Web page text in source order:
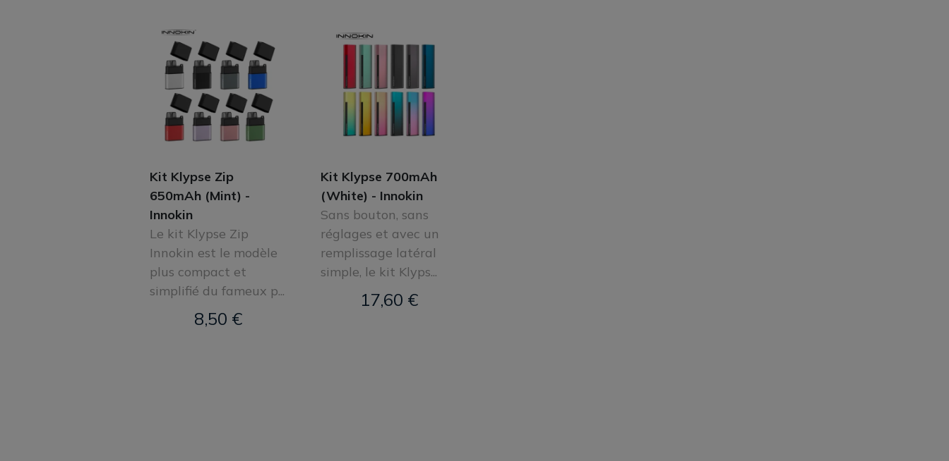
Kit Klypse Zip
650mAh (Mint) -
Innokin
Le kit Klypse Zip
Innokin est le modèle
plus compact et
simplifié du fameux p...
8,50 €
Kit Klypse 700mAh
(White) - Innokin
Sans bouton, sans
réglages et avec un
remplissage latéral
simple, le kit Klyps...
17,60 €